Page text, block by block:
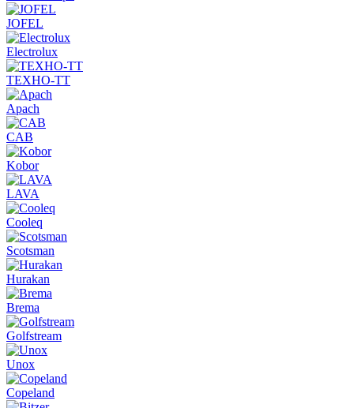
JOFEL
Electrolux
ТЕХНО-ТТ
Apach
CAB
Kobor
LAVA
Cooleq
Scotsman
Hurakan
Brema
Golfstream
Unox
Copeland